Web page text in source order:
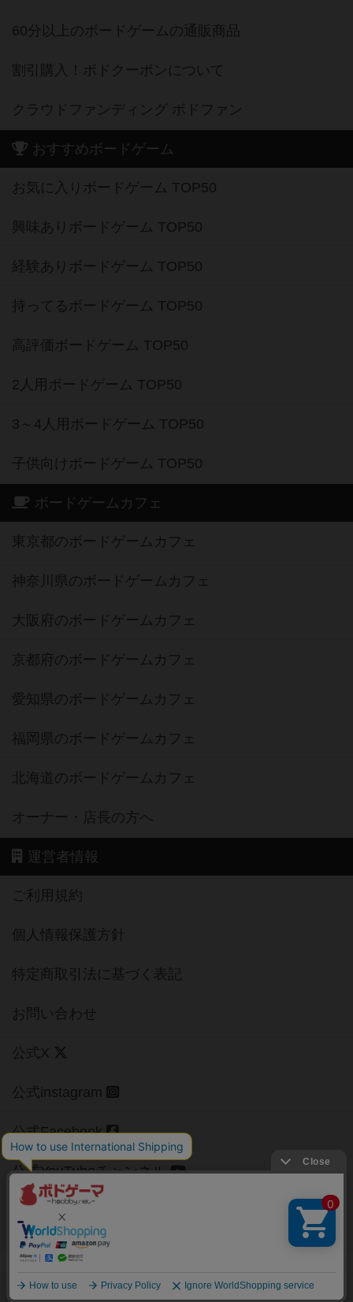
60分以上のボードゲームの通販商品
割引購入！ボドクーポンについて
クラウドファンディング ボドファン
おすすめボードゲーム
お気に入りボードゲーム TOP50
興味ありボードゲーム TOP50
経験ありボードゲーム TOP50
持ってるボードゲーム TOP50
高評価ボードゲーム TOP50
2人用ボードゲーム TOP50
3～4人用ボードゲーム TOP50
子供向けボードゲーム TOP50
ボードゲームカフェ
東京都のボードゲームカフェ
神奈川県のボードゲームカフェ
大阪府のボードゲームカフェ
京都府のボードゲームカフェ
愛知県のボードゲームカフェ
福岡県のボードゲームカフェ
北海道のボードゲームカフェ
オーナー・店長の方へ
運営者情報
ご利用規約
個人情報保護方針
特定商取引法に基づく表記
お問い合わせ
公式X
公式instagram
公式Facebook
公式YouTubeチャンネル